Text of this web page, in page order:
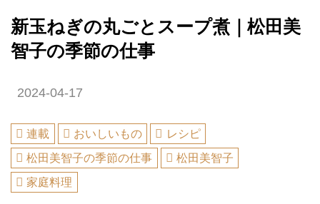
新玉ねぎの丸ごとスープ煮｜松田美
智子の季節の仕事
2024-04-17
連載 おいしいもの
レシピ
松田美智子の季節の仕事
松田美智子
家庭料理